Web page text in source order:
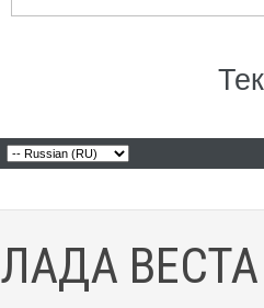
ЛАДА ВЕСТА